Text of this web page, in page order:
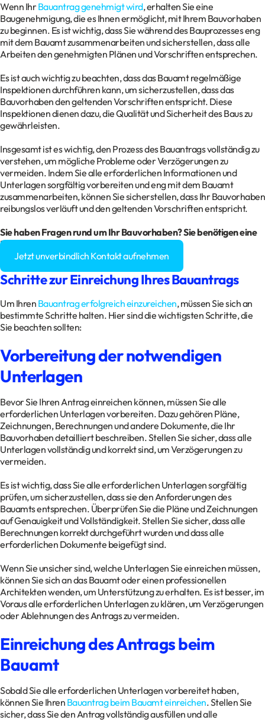
Wenn IhrBauantrag genehmigt wird, erhalten Sie eine
Baugenehmigung, die es Ihnen ermöglicht, mit Ihrem Bauvorhaben
zu beginnen. Es ist wichtig, dass Sie während des Bauprozesses eng
mit dem Bauamt zusammenarbeiten und sicherstellen, dass alle
Arbeiten den genehmigten Plänen und Vorschriften entsprechen.
Es ist auch wichtig zu beachten, dass das Bauamt regelmäßige
Inspektionen durchführen kann, um sicherzustellen, dass das
Bauvorhaben den geltenden Vorschriften entspricht. Diese
Inspektionen dienen dazu, die Qualität und Sicherheit des Baus zu
gewährleisten.
Insgesamt ist es wichtig, den Prozess des Bauantrags vollständig zu
verstehen, um mögliche Probleme oder Verzögerungen zu
vermeiden. Indem Sie alle erforderlichen Informationen und
Unterlagen sorgfältig vorbereiten und eng mit dem Bauamt
zusammenarbeiten, können Sie sicherstellen, dass Ihr Bauvorhaben
reibungslos verläuft und den geltenden Vorschriften entspricht.
Sie haben Fragen rund um Ihr Bauvorhaben? Sie benötigen eine
Baugenehmigung?
Jetzt unverbindlich Kontakt aufnehmen
Schritte zur Einreichung Ihres Bauantrags
Um Ihren Bauantrag erfolgreich einzureichen, müssen Sie sich an
bestimmte Schritte halten. Hier sind die wichtigsten Schritte, die
Sie beachten sollten:
Vorbereitung der notwendigen
Unterlagen
Bevor Sie Ihren Antrag einreichen können, müssen Sie alle
erforderlichen Unterlagen vorbereiten. Dazu gehören Pläne,
Zeichnungen, Berechnungen und andere Dokumente, die Ihr
Bauvorhaben detailliert beschreiben. Stellen Sie sicher, dass alle
Unterlagen vollständig und korrekt sind, um Verzögerungen zu
vermeiden.
Es ist wichtig, dass Sie alle erforderlichen Unterlagen sorgfältig
prüfen, um sicherzustellen, dass sie den Anforderungen des
Bauamts entsprechen. Überprüfen Sie die Pläne und Zeichnungen
auf Genauigkeit und Vollständigkeit. Stellen Sie sicher, dass alle
Berechnungen korrekt durchgeführt wurden und dass alle
erforderlichen Dokumente beigefügt sind.
Wenn Sie unsicher sind, welche Unterlagen Sie einreichen müssen,
können Sie sich an das Bauamt oder einen professionellen
Architekten wenden, um Unterstützung zu erhalten. Es ist besser, im
Voraus alle erforderlichen Unterlagen zu klären, um Verzögerungen
oder Ablehnungen des Antrags zu vermeiden.
Einreichung des Antrags beim
Bauamt
Sobald Sie alle erforderlichen Unterlagen vorbereitet haben,
können Sie Ihren Bauantrag beim Bauamt einreichen. Stellen Sie
sicher, dass Sie den Antrag vollständig ausfüllen und alle